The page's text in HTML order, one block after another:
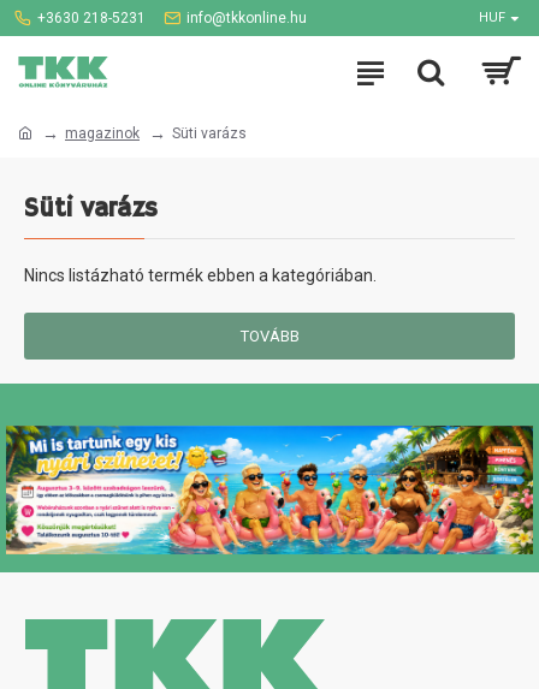
+3630 218-5231 info@tkkonline.hu HUF
magazinok Süti varázs
Süti varázs
Nincs listázható termék ebben a kategóriában.
TOVÁBB